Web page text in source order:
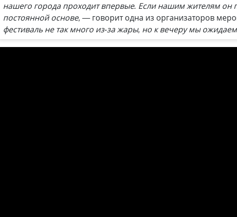
нашего города проходит впервые. Если нашим жителям он
постоянной основе, — говорит одна из организаторов
фестиваль не так много из-за жары, но к вечеру мы